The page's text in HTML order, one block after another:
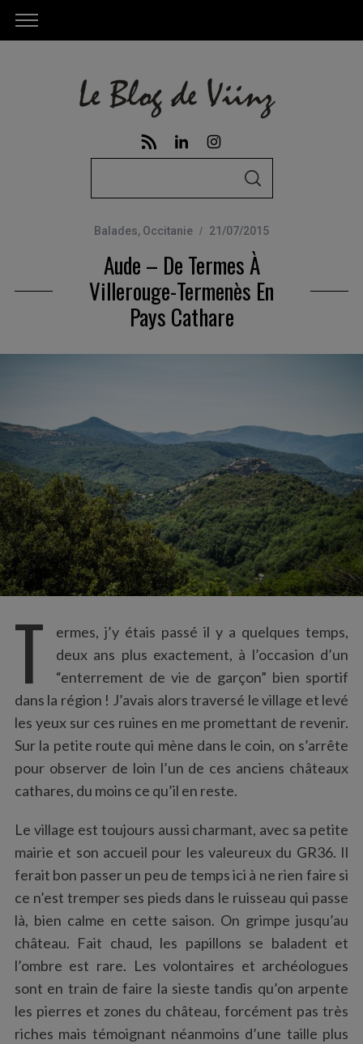
r
h
f
r
S
C
H
Balades, Occitanie 21/07/2015
Aude – De Termes À
Villerouge-Termenès En
Pays Cathare
T
ermes, j’y étais passé il y a quelques temps,
deux ans plus exactement, à l’occasion d’un
“enterrement de vie de garçon” bien sportif
dans la région ! J’avais alors traversé le village et levé
les yeux sur ces ruines en me promettant de revenir.
Sur la petite route qui mène dans le coin, on s’arrête
pour observer de loin l’un de ces anciens châteaux
cathares, du moins ce qu’il en reste.
Le village est toujours aussi charmant, avec sa petite
mairie et son accueil pour les valeureux du GR36. Il
ferait bon passer un peu de temps ici à ne rien faire si
ce n’est tremper ses pieds dans le ruisseau qui passe
là, bien calme en cette saison. On grimpe jusqu’au
château. Fait chaud, les papillons se baladent et
l’ombre est rare. Les volontaires et archéologues
sont en train de faire la sieste tandis qu’on arpente
les pierres et zones du château, forcément pas très
riches mais témoignant néanmoins d’une taille plus